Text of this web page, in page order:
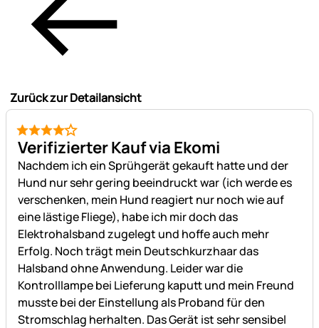
Zurück zur Detailansicht
4 von 5
Verifizierter Kauf via Ekomi
Nachdem ich ein Sprühgerät gekauft hatte und der
Hund nur sehr gering beeindruckt war (ich werde es
verschenken, mein Hund reagiert nur noch wie auf
eine lästige Fliege), habe ich mir doch das
Elektrohalsband zugelegt und hoffe auch mehr
Erfolg. Noch trägt mein Deutschkurzhaar das
Halsband ohne Anwendung. Leider war die
Kontrolllampe bei Lieferung kaputt und mein Freund
musste bei der Einstellung als Proband für den
Stromschlag herhalten. Das Gerät ist sehr sensibel